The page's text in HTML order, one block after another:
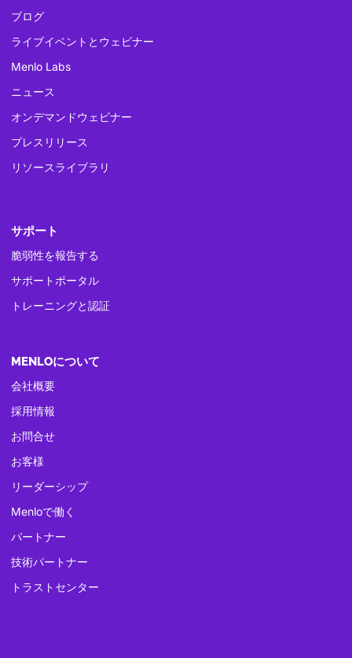
ブログ
ライブイベントとウェビナー
Menlo Labs
ニュース
オンデマンドウェビナー
プレスリリース
リソースライブラリ
サポート
脆弱性を報告する
サポートポータル
トレーニングと認証
MENLOについて
会社概要
採用情報
お問合せ
お客様
リーダーシップ
Menloで働く
パートナー
技術パートナー
トラストセンター